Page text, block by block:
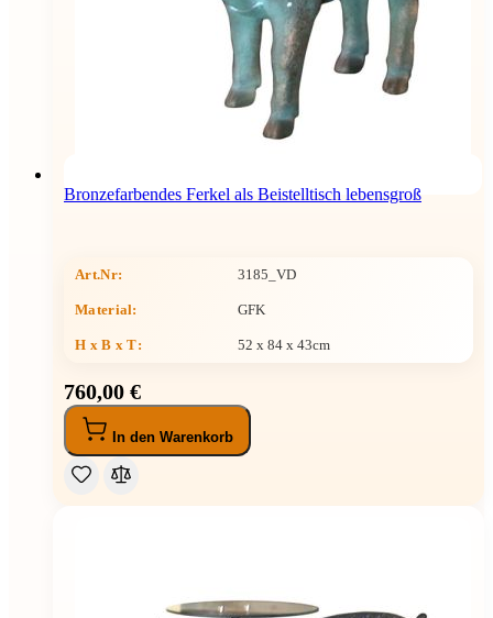
Bronzefarbendes Ferkel als Beistelltisch lebensgroß
Art.Nr: 3185_VD
Material: GFK
H x B x T: 52 x 84 x 43cm
760,00 €
In den Warenkorb